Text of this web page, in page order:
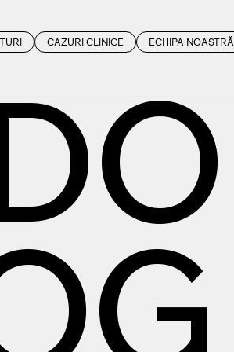
CAZURI CLINICE ECHIPA NOASTRĂ